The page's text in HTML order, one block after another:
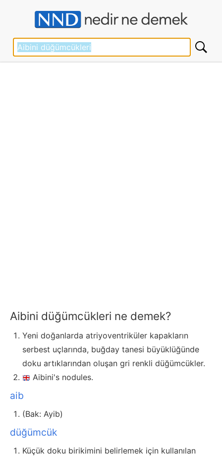
Aibini düğümcükleri ne demek?
Yeni doğanlarda atriyoventriküler kapakların
serbest uçlarında, buğday tanesi büyüklüğünde
doku artıklarından oluşan gri renkli düğümcükler.
Aibini's nodules.
aib
(Bak: Ayib)
düğümcük
Küçük doku birikimini belirlemek için kullanılan